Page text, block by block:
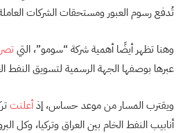
تُدفع رسوم العبور ومستحقات الشركات
وهنا تظهر أيضًا أهمية شركة “سومو”، التيتصر
عبرها بوصفها الجهة الرسمية لتسويق النفط
ويقترب المسار من موعد حساس، إذأعلنت
أنابيب النفط الخام بين العراق وتركيا، وكل